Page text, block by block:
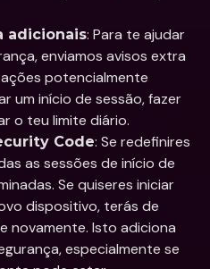
adicionais: Para te ajudar
enviamos avisos extra
potencialmente
um início de sessão, fazer
o teu limite diário.
Code: Se redefinires
as sessões de início de
Se quiseres iniciar
dispositivo, terás de
novamente. Isto adiciona
especialmente se